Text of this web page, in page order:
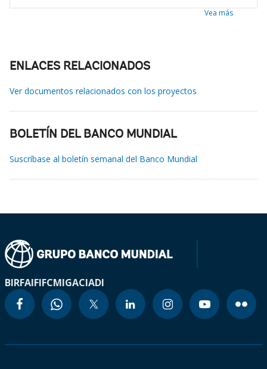
Vea más
ENLACES RELACIONADOS
Ver documentos relacionados con los proyectos
BOLETÍN DEL BANCO MUNDIAL
Suscríbase al boletín semanal del Banco Mundial
BIRFAIFIFCMIGACIADI